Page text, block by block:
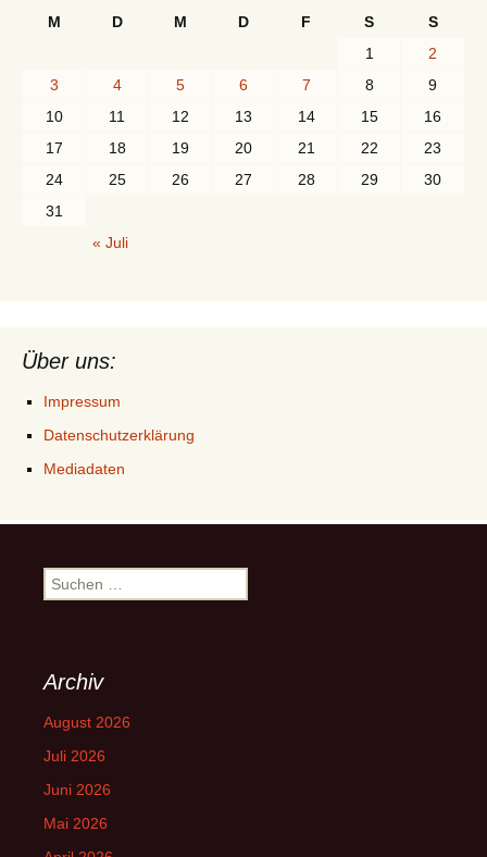
M
D M D F S
S
1
2
3
4 5 6 7 8
9
10
11 12 13 14 15
16
17
18 19 20 21 22
23
24
25 26 27 28 29
30
31
« Juli
Über uns:
Impressum
Datenschutzerklärung
Mediadaten
Suchen
nach:
Archiv
August 2026
Juli 2026
Juni 2026
Mai 2026